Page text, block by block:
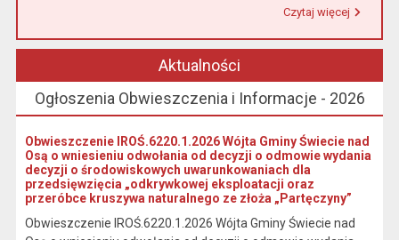
Czytaj więcej
Aktualności
Ogłoszenia Obwieszczenia i Informacje - 2026
Obwieszczenie IROŚ.6220.1.2026 Wójta Gminy Świecie nad
Osą o wniesieniu odwołania od decyzji o odmowie wydania
decyzji o środowiskowych uwarunkowaniach dla
przedsięwzięcia „odkrywkowej eksploatacji oraz
przeróbce kruszywa naturalnego ze złoża „Partęczyny”
Obwieszczenie IROŚ.6220.1.2026 Wójta Gminy Świecie nad